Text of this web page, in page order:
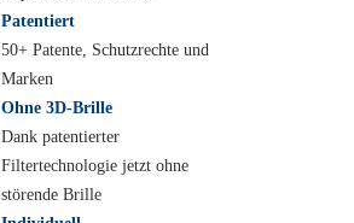
Patentiert
50+ Patente, Schutzrechte und
Marken
Ohne 3D-Brille
Dank patentierter
Filtertechnologie jetzt ohne
störende Brille